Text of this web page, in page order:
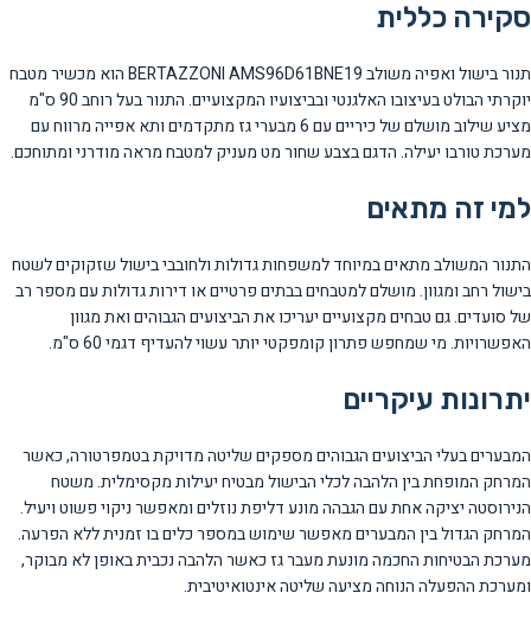
סקירה כללית
תנור בישול ואפיה משולב BERTAZZONI AMS96D61BNE19 הוא מכשיר מטבח
יוקרתי הבולט בעיצובו האלגנטי ובביצועיו המקצועיים. התנור בעל רוחב 90 ס"מ
מציע שילוב מושלם של כיריים עם 6 מבערי גז מתקדמים ותא אפייה מרווח עם
מערכת טורבו יעילה. הדגם בצבע שחור מט מעניק למטבח מראה מודרני ומתוחכם.
למי זה מתאים
התנור המשולב מתאים במיוחד למשפחות גדולות ולחובבי בישול שזקוקים לשטח
בישול רחב ומגוון. מושלם למטבחים בבתים פרטיים או דירות גדולות עם מספר רב
של סועדים. גם טבחים מקצועיים יעריכו את הביצועים הגבוהים ואת מגוון
האפשרויות. מי שמחפש פתרון קומפקטי יותר עשוי להעדיף דגמי 60 ס"מ.
יתרונות עיקריים
המבערים בעלי הביצועים הגבוהים מספקים שליטה מדויקת בטמפרטורה, כאשר
המרחק המופחת בין הלהבה לכלי הבישול מבטיח יעילות מקסימלית. משטח
הנירוסטה יציקה אחת עם הגבהה מונע דליפת נוזלים ומאפשר ניקוי פשוט ויעיל.
המרחק הגדול בין המבערים מאפשר שימוש במספר כלים בו זמנית ללא הפרעה.
מערכת הבטיחות החכמה מונעת מעבר גז כאשר הלהבה נכבית באופן לא מבוקר,
ומערכת ההפעלה הנוחה מציעה שליטה אינטואיטיבית.